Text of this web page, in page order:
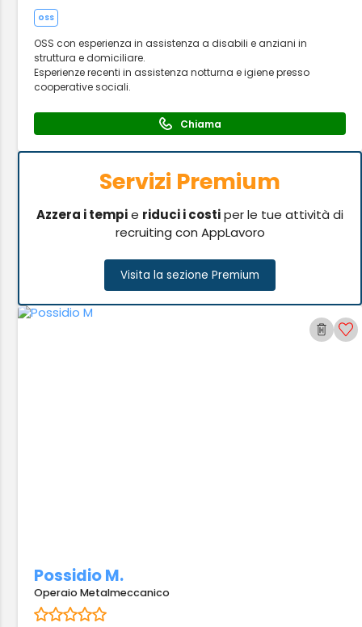
oss
OSS con esperienza in assistenza a disabili e anziani in
struttura e domiciliare.
Esperienze recenti in assistenza notturna e igiene presso
cooperative sociali.
Chiama
Servizi Premium
Azzera i tempie riduci i costiper le tue attività di
recruiting con AppLavoro
Visita la sezione Premium
Possidio M.
Operaio Metalmeccanico